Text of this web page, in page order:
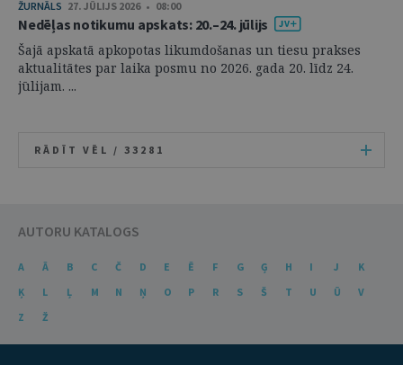
ŽURNĀLS 27. JŪLIJS 2026 • 08:00
Nedēļas notikumu apskats: 20.–24. jūlijs
Šajā apskatā apkopotas likumdošanas un tiesu prakses
aktualitātes par laika posmu no 2026. gada 20. līdz 24.
jūlijam. ...
RĀDĪT VĒL / 33281
AUTORU KATALOGS
A Ā B C Č D E Ē F G Ģ H I J
K
Ķ
L Ļ M N Ņ O P R S Š T U Ū
V
Z
Ž